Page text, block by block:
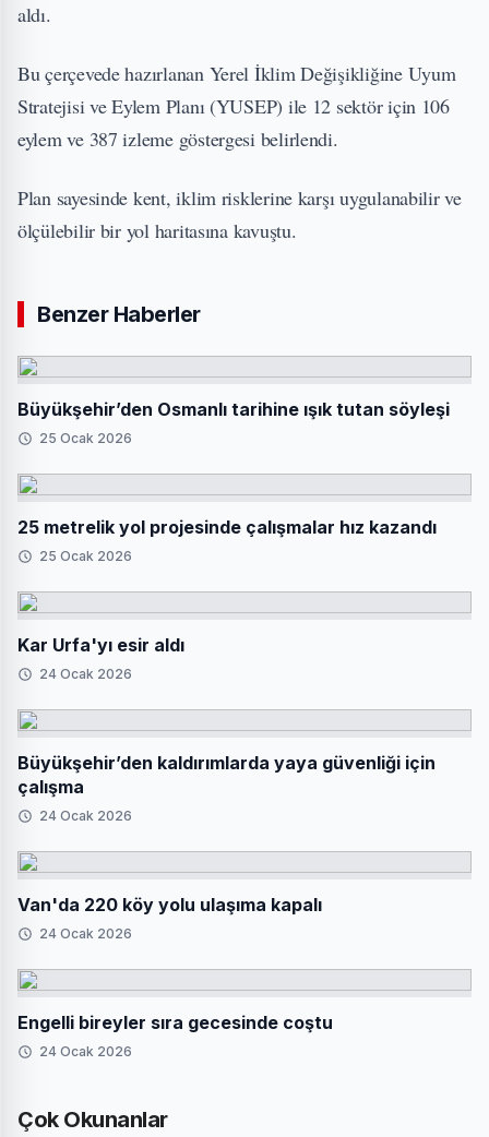
aldı.
Bu çerçevede hazırlanan Yerel İklim Değişikliğine Uyum
Stratejisi ve Eylem Planı (YUSEP) ile 12 sektör için 106
eylem ve 387 izleme göstergesi belirlendi.
Plan sayesinde kent, iklim risklerine karşı uygulanabilir ve
ölçülebilir bir yol haritasına kavuştu.
Benzer Haberler
Büyükşehir’den Osmanlı tarihine ışık tutan söyleşi
25 Ocak 2026
25 metrelik yol projesinde çalışmalar hız kazandı
25 Ocak 2026
Kar Urfa'yı esir aldı
24 Ocak 2026
Büyükşehir’den kaldırımlarda yaya güvenliği için
çalışma
24 Ocak 2026
Van'da 220 köy yolu ulaşıma kapalı
24 Ocak 2026
Engelli bireyler sıra gecesinde coştu
24 Ocak 2026
Çok Okunanlar